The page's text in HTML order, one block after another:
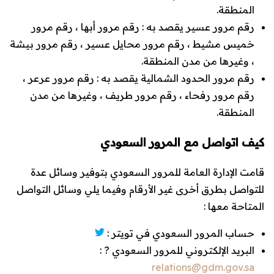
المنطقة.
رقم مرور عسير يقصد به : رقم مرور أبها ، رقم مرور
خميس مشيط ، رقم مرور محايل عسير ، رقم مرور بيشة
، وغيرها من مدن المنطقة.
رقم مرور الحدود الشمالية يقصد به : رقم مرور عرعر ،
رقم مرور رفحاء ، رقم مرور طريف ، وغيرها من مدن
المنطقة.
كيف اتواصل مع المرور السعودي
قامت الإدارة العامة للمرور السعودي بتوفير وسائل عدة
للتواصل بطرق أخرى غير الأرقام وفيما يلي وسائل التواصل
المتاحة معها :
حساب المرور السعودي في تويتر :
البريد الإلكتروني للمرور السعودي ? :
relations@gdm.gov.sa